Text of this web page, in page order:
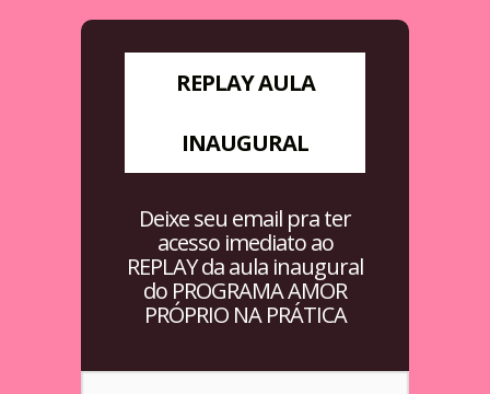
REPLAY AULA
INAUGURAL
Deixe seu email pra ter
acesso imediato ao
REPLAY da aula inaugural
do PROGRAMA AMOR
PRÓPRIO NA PRÁTICA